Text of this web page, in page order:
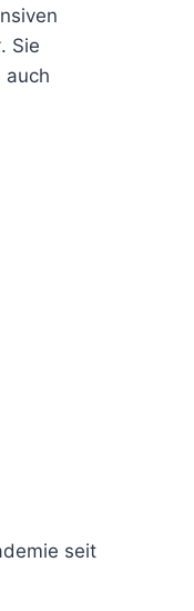
. Sie
auch
seit